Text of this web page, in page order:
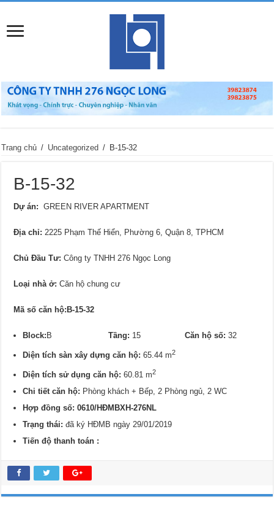
Trang chủ / Uncategorized / B-15-32
B-15-32
Dự án: GREEN RIVER APARTMENT
Địa chỉ: 2225 Phạm Thế Hiển, Phường 6, Quận 8, TPHCM
Chủ Đầu Tư: Công ty TNHH 276 Ngọc Long
Loại nhà ở: Căn hộ chung cư
Mã số căn hộ:B-15-32
Block:BTầng: 15Căn hộ số: 32
Diện tích sàn xây dựng căn hộ:65.44 m2
Diện tích sử dụng căn hộ: 60.81 m2
Chi tiết căn hộ: Phòng khách + Bếp, 2 Phòng ngủ, 2 WC
Hợp đồng số: 0610/HĐMBXH-276NL
Trạng thái:đã ký HĐMB ngày 29/01/2019
Tiến độ thanh toán :